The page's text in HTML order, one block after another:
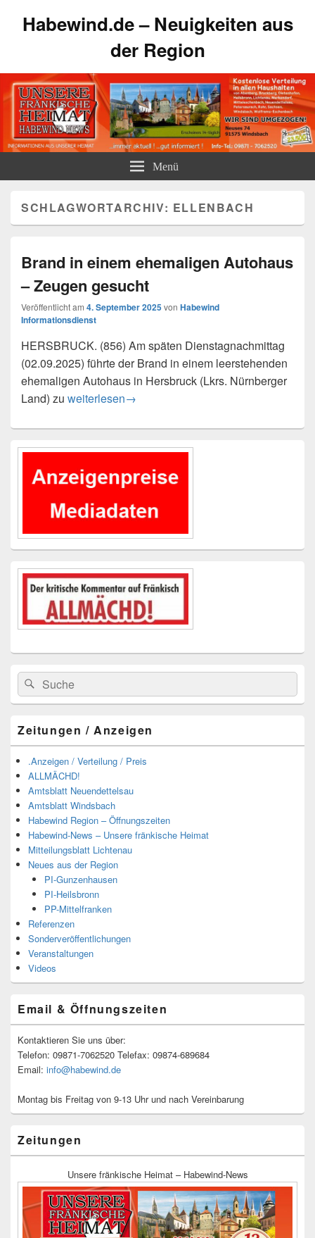
Habewind.de – Neuigkeiten aus
der Region
Menü
SCHLAGWORTARCHIV: ELLENBACH
Brand in einem ehemaligen Autohaus
– Zeugen gesucht
Veröffentlicht am 4. September 2025von Habewind
Informationsdienst
HERSBRUCK. (856) Am späten Dienstagnachmittag
(02.09.2025) führte der Brand in einem leerstehenden
ehemaligen Autohaus in Hersbruck (Lkrs. Nürnberger
Land) zu Brand in einem ehemaligen Autohaus – Zeugen
weiterlesen→
Primärer
Widgetbereich
Suchen
nach:
Suchen
Zeitungen / Anzeigen
.Anzeigen / Verteilung / Preis
ALLMÄCHD!
Amtsblatt Neuendettelsau
Amtsblatt Windsbach
Habewind Region – Öffnungszeiten
Habewind-News – Unsere fränkische Heimat
Mitteilungsblatt Lichtenau
Neues aus der Region
PI-Gunzenhausen
PI-Heilsbronn
PP-Mittelfranken
Referenzen
Sonderveröffentlichungen
Veranstaltungen
Videos
Email & Öffnungszeiten
Kontaktieren Sie uns über:
Telefon: 09871-7062520 Telefax: 09874-689684
Email: info@habewind.de
Montag bis Freitag von 9-13 Uhr und nach Vereinbarung
Zeitungen
Unsere fränkische Heimat – Habewind-News